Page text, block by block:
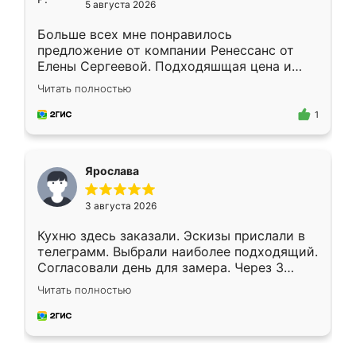
5 августа 2026
Больше всех мне понравилось
предложение от компании Ренессанс от
Елены Сергеевой. Подходяшщая цена и
короткие сроки изготовления. Приехавший
для замера сотрудник Владислав
предложил по моему эскизу самый
Читать полностью
1
Ярослава
3 августа 2026
Кухню здесь заказали. Эскизы прислали в
телеграмм. Выбрали наиболее подходящий.
Согласовали день для замера. Через 3
недели кухня была уже готова. Остались
довольны работой. Спасибо Ренессанс
мебель за качественную работу!
Читать полностью